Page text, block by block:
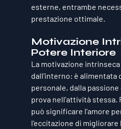
esterne, entrambe
prestazione ottimale.
Motivazione
Potere Interiore
La motivazione intrinseca
dall'interno: è alimentata
personale, dalla
prova nell'attività stessa.
può significare l'amore
l'eccitazione di